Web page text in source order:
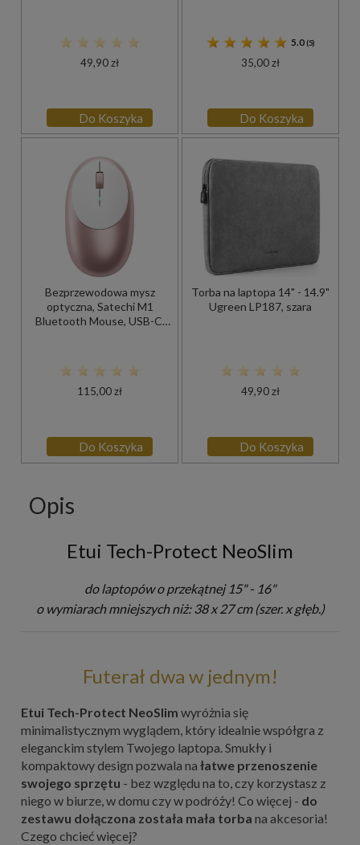
49,90 zł
Do Koszyka
5.0 (5)
35,00 zł
Do Koszyka
Bezprzewodowa mysz
optyczna, Satechi M1
Bluetooth Mouse, USB-C,
115,00 zł
Do Koszyka
Torba na laptopa 14" - 14.9"
Ugreen LP187, szara
49,90 zł
Do Koszyka
Opis
Etui Tech-Protect NeoSlim
do laptopów o przekątnej 15" - 16"
o wymiarach mniejszych niż: 38 x 27 cm (szer. x głęb.)
Futerał dwa w jednym!
Etui Tech-Protect NeoSlim wyróżnia się
minimalistycznym wyglądem, który idealnie współgra z
eleganckim stylem Twojego laptopa. Smukły i
kompaktowy design pozwala na łatwe przenoszenie
swojego sprzętu - bez względu na to, czy korzystasz z
niego w biurze, w domu czy w podróży! Co więcej - do
zestawu dołączona została mała torba na akcesoria!
Czego chcieć więcej?